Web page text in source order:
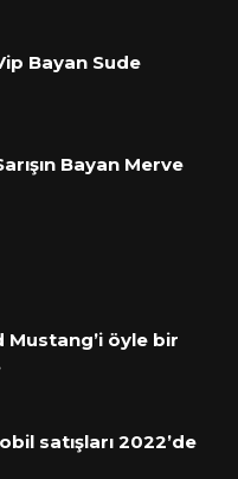
Bayan Sude
Bayan Merve
Mustang’i öyle bir
satışları 2022’de